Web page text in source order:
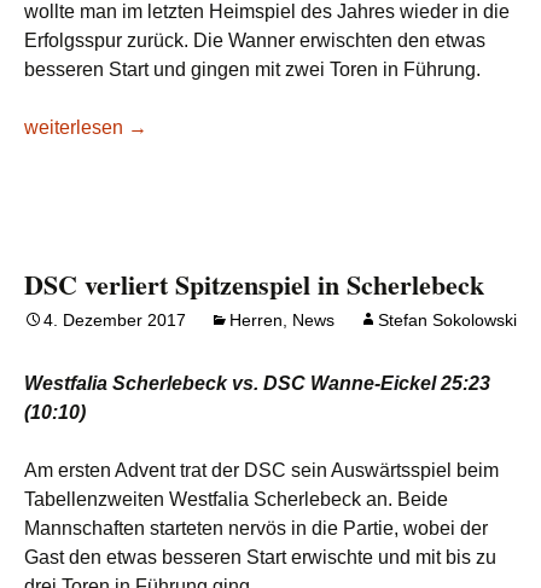
wollte man im letzten Heimspiel des Jahres wieder in die
Erfolgsspur zurück. Die Wanner erwischten den etwas
besseren Start und gingen mit zwei Toren in Führung.
Zweite Niederlage in Folge
weiterlesen →
DSC verliert Spitzenspiel in Scherlebeck
4. Dezember 2017 Herren News Stefan Sokolowski
Westfalia Scherlebeck vs. DSC Wanne-Eickel 25:23
(10:10)
Am ersten Advent trat der DSC sein Auswärtsspiel beim
Tabellenzweiten Westfalia Scherlebeck an. Beide
Mannschaften starteten nervös in die Partie, wobei der
Gast den etwas besseren Start erwischte und mit bis zu